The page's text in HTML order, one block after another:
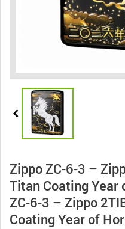
Zippo ZC-6-3 –
Titan Coating Year
ZC-6-3 – Zippo
Coating Year of